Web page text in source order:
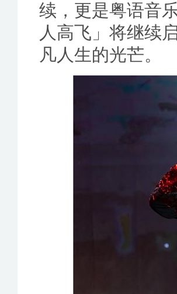
续，更是粤语音
人高飞」将继续
凡人生的光芒。